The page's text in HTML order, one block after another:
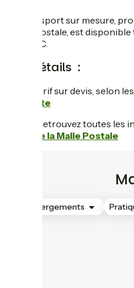
Le transport sur mesure,
Malle Postale, est
la GTMC.
Les détails :
Tarif sur devis, selon
site
/Retrouvez toutes les
de la Malle Postale
Hébergements